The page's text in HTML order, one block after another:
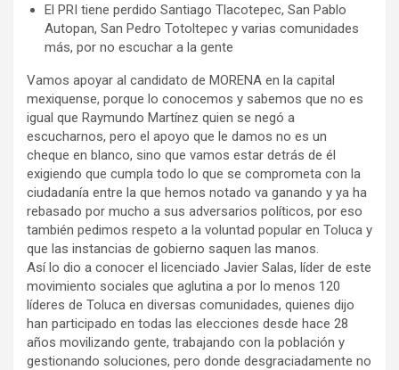
El PRI tiene perdido Santiago Tlacotepec, San Pablo
Autopan, San Pedro Totoltepec y varias comunidades
más, por no escuchar a la gente
Vamos apoyar al candidato de MORENA en la capital
mexiquense, porque lo conocemos y sabemos que no es
igual que Raymundo Martínez quien se negó a
escucharnos, pero el apoyo que le damos no es un
cheque en blanco, sino que vamos estar detrás de él
exigiendo que cumpla todo lo que se comprometa con la
ciudadanía entre la que hemos notado va ganando y ya ha
rebasado por mucho a sus adversarios políticos, por eso
también pedimos respeto a la voluntad popular en Toluca y
que las instancias de gobierno saquen las manos.
Así lo dio a conocer el licenciado Javier Salas, líder de este
movimiento sociales que aglutina a por lo menos 120
líderes de Toluca en diversas comunidades, quienes dijo
han participado en todas las elecciones desde hace 28
años movilizando gente, trabajando con la población y
gestionando soluciones, pero donde desgraciadamente no